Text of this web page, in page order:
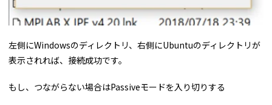
左側にWindowsのディレクトリ、右側にUbuntuのディレクトリが
表示されれば、接続成功です。
もし、つながらない場合はPassiveモードを入り切りする